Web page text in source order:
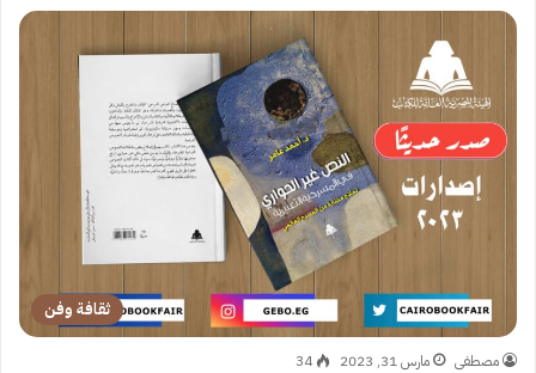
ثقافة وفن
مصطفى مارس 31, 2023 34